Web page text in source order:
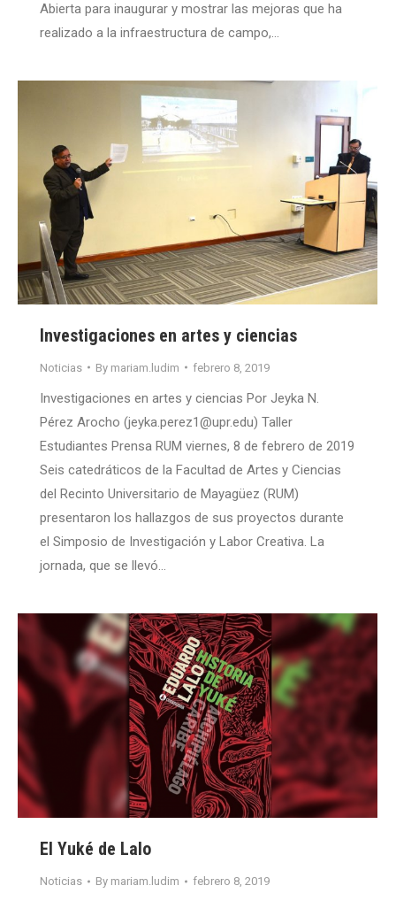
Abierta para inaugurar y mostrar las mejoras que ha
realizado a la infraestructura de campo,…
Investigaciones en artes y ciencias
Noticias By mariam.ludim febrero 8, 2019
Investigaciones en artes y ciencias Por Jeyka N.
Pérez Arocho (jeyka.perez1@upr.edu) Taller
Estudiantes Prensa RUM viernes, 8 de febrero de 2019
Seis catedráticos de la Facultad de Artes y Ciencias
del Recinto Universitario de Mayagüez (RUM)
presentaron los hallazgos de sus proyectos durante
el Simposio de Investigación y Labor Creativa. La
jornada, que se llevó…
El Yuké de Lalo
Noticias By mariam.ludim febrero 8, 2019